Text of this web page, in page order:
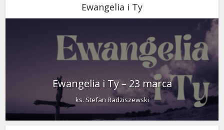
Ewangelia i Ty
Ewangelia i Ty – 23 marca
ks. Stefan Radziszewski